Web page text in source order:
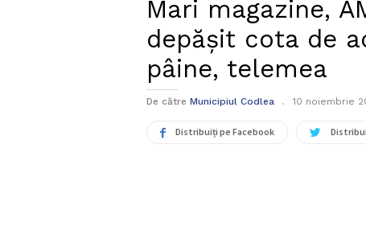
Mari magazine,
depășit cota de
pâine, telemea
De către Municipiul Codlea 10 noiembrie
Distribuiți pe Facebook